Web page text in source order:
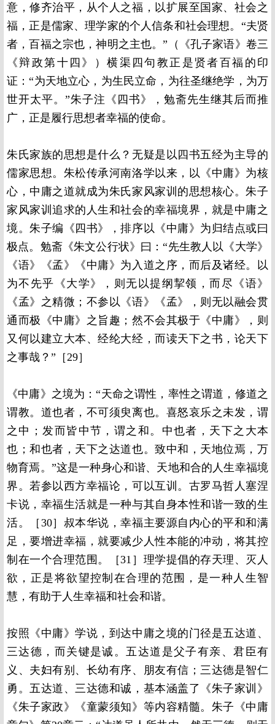
意，修齐治平，从个人之福，以扩展至国家、社会之
福，正是儒家、理学家的个人信条和社会理想。“夫贤
者，百福之宗也，神明之主也。”（《孔子家语》卷三
《辩政第十四》）横渠四句教正是贤者百福的印
证：“为天地立心，为生民立命，为往圣继绝学，为万
世开太平。”朱子注《四书》，勉斋先生继其后而推
广，正是履行思想者幸福的使命。
朱氏家族的思想是什么？无疑是以四书五经为主导的
儒家思想。朱松传承河南洛学以来，以《中庸》为核
心，中庸之道就成为朱氏家风家训的思想核心。朱子
家风家训追求的人生和社会的幸福境界，就是中庸之
境。朱子编《四书》，排序以《中庸》为归结点或曰
极点。勉斋《朱文公行状》曰：“先生教人以《大学》
《语》《孟》《中庸》为入道之序，而后及诸经。以
为不先乎《大学》，则无以提纲挈领，而尽《语》
《孟》之精微；不参以《语》《孟》，则无以融会贯
通而极《中庸》之旨趣；然不会其极于《中庸》，则
又何以建立大本、经纶大经，而读天下之书，论天下
之事哉？”［29］
《中庸》之境为：“天命之谓性，率性之谓道，修道之
谓教。道也者，不可须臾离也。喜怒哀乐之未发，谓
之中；发而皆中节，谓之和。中也者，天下之大本
也；和也者，天下之达道也。致中和，天地位焉，万
物育焉。”这是一种身心和谐、天地和合的人生幸福境
界。若参以西方幸福论，可以互训。古罗马哲人塞涅
卡说，幸福生活就是一种与其自身本性和谐一致的生
活。［30］叔本华说，幸福主要源自内心的平和和满
足，要增进幸福，就要减少人性本能的冲动，将其控
制在一个合理范围。［31］理学提倡的存天理、灭人
欲，正是将欲望控制在合理的范围，是一种人生智
慧，有助于人生幸福和社会和谐。
按照《中庸》学说，到达中庸之境的门径是五达道、
三达德，而关键是诚。五达道是父子有亲、君臣有
义、夫妇有别、长幼有序、朋友有信；三达德是智仁
勇。五达道、三达德和诚，基本涵盖了《朱子家训》
《朱子家政》《童蒙须知》等内容精髓。朱子《中庸